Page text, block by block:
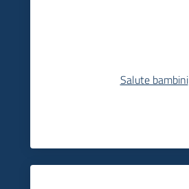
Salute bambini